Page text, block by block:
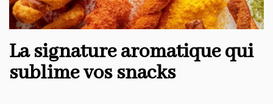
La signature aromatique qui
sublime vos snacks